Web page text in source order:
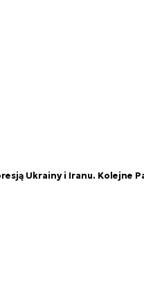
Ukrainy i Iranu. Kolejne